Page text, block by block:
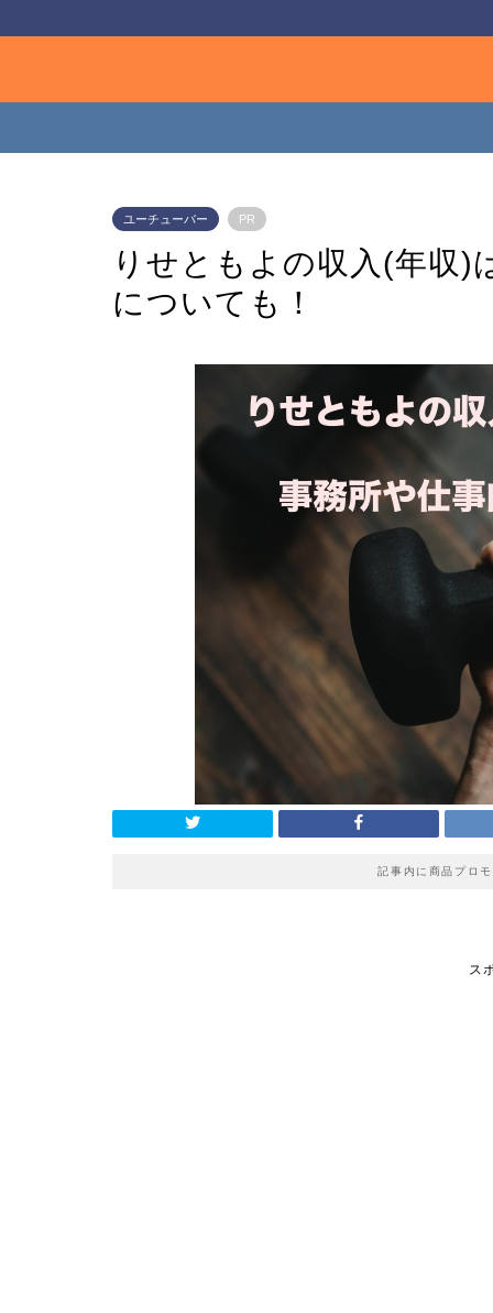
ユーチューバー PR
りせともよの収入(年収)
についても！
記事内に商品プロ
ス